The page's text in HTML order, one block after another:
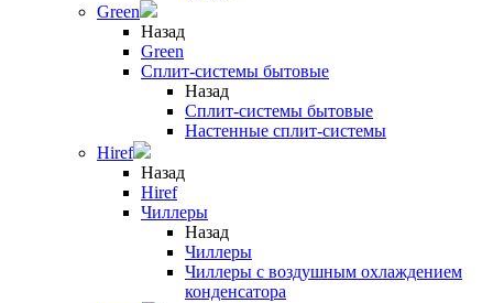
Green
Назад
Green
Сплит-системы бытовые
Назад
Сплит-системы бытовые
Настенные сплит-системы
Hiref
Назад
Hiref
Чиллеры
Назад
Чиллеры
Чиллеры с воздушным охлаждением
конденсатора